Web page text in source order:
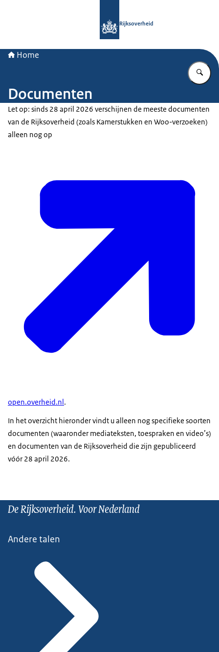
Rijksoverheid
Home
Documenten
Let op: sinds 28 april 2026 verschijnen de meeste documenten
van de Rijksoverheid (zoals Kamerstukken en Woo-verzoeken)
alleen nog op
open.overheid.nl.
In het overzicht hieronder vindt u alleen nog specifieke soorten
documenten (waaronder mediateksten, toespraken en video’s)
en documenten van de Rijksoverheid die zijn gepubliceerd
vóór 28 april 2026.
De Rijksoverheid. Voor Nederland
Andere talen